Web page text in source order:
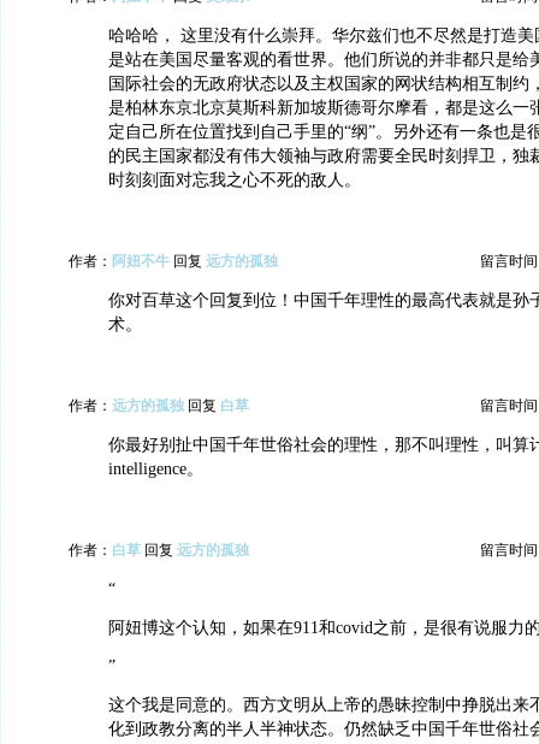
哈哈哈， 这里没有什么崇拜。华尔兹们也不尽然是打造
是站在美国尽量客观的看世界。他们所说的并非都只是给
国际社会的无政府状态以及主权国家的网状结构相互制约
是柏林东京北京莫斯科新加坡斯德哥尔摩看，都是这么一
定自己所在位置找到自己手里的“纲”。另外还有一条也是
的民主国家都没有伟大领袖与政府需要全民时刻捍卫，独
时刻刻面对忘我之心不死的敌人。
作者： 阿妞不牛 回复 远方的孤独 留言时间
你对百草这个回复到位！中国千年理性的最高代表就是孙
术。
作者： 远方的孤独 回复 白草 留言时间
你最好别扯中国千年世俗社会的理性，那不叫理性，叫算
intelligence。
作者： 白草 回复 远方的孤独 留言时间
“
阿妞博这个认知，如果在911和covid之前，是很有说服力
”
这个我是同意的。西方文明从上帝的愚昧控制中挣脱出来
化到政教分离的半人半神状态。仍然缺乏中国千年世俗社